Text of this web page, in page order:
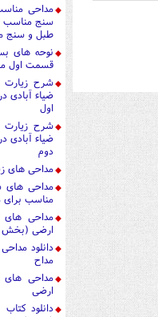
مداحی
سنج مناسب
طبل و سنج
نوحه های
قسمت اول
شرح زیارت
اول
شرح زیارت
دوم
مداحی های
مداحی های
مناسب
مداحی های
ارضی (بخش
دانلود
مداح
مداحی های
ارضی
دانلود